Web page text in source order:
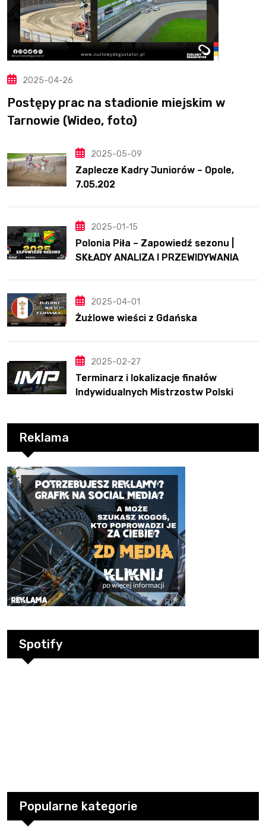
2025-04-26
Postępy prac na stadionie miejskim w
Tarnowie (Wideo, foto)
2025-05-09
Zaplecze Kadry Juniorów – Opole,
7.05.202
2025-01-15
Polonia Piła – Zapowiedź sezonu |
SKŁADY ANALIZA I PRZEWIDYWANIA
2025-04-01
Żużlowe wieści z Gdańska
2025-02-27
Terminarz i lokalizacje finałów
Indywidualnych Mistrzostw Polski
Reklama
Spotify
Popularne kategorie